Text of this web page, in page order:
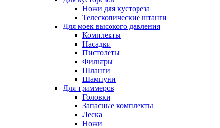
Ножи для кустореза
Телескопические штанги
Для моек высокого давления
Комплекты
Насадки
Пистолеты
Фильтры
Шланги
Шампуни
Для триммеров
Головки
Запасные комплекты
Леска
Ножи